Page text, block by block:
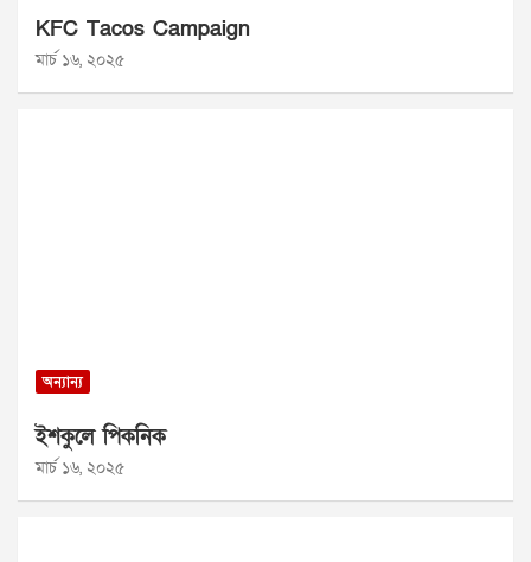
KFC Tacos Campaign
মার্চ ১৬, ২০২৫
অন্যান্য
ইশকুলে পিকনিক
মার্চ ১৬, ২০২৫